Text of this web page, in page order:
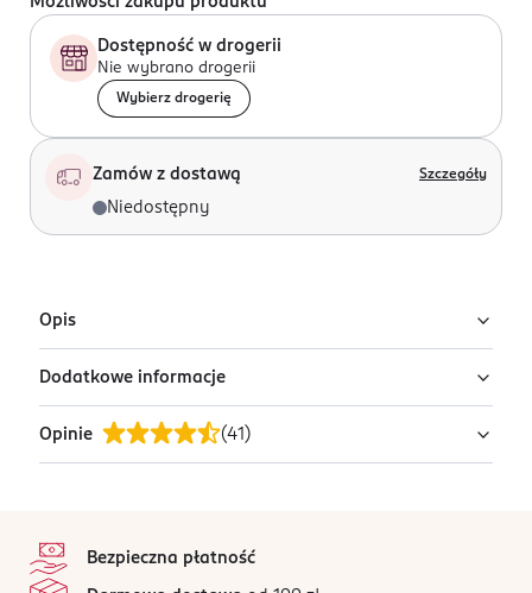
Dostępność w drogerii
Nie wybrano drogerii
Wybierz drogerię
Zamów z dostawą Szczegóły
Niedostępny
Opis
Naszyjnik Nanu z sześciokątną zawieszką ozdobioną
zielonymi cyrkoniami.
Dodatkowe informacje
PRODUCENT/PODMIOT ODPOWIEDZIALNY
Avanti - Marczyk Sp.J.
Łódź
avanti@avantifashion.com
Opinie (41 )
Bezpieczna płatność